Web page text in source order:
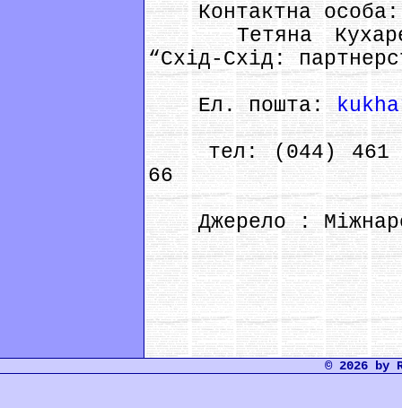
Контактна особа:
Тетяна
“Схід-Схід:
Ел. пошта:
тел: (044) 461
66
Джерело :
© 2026 by